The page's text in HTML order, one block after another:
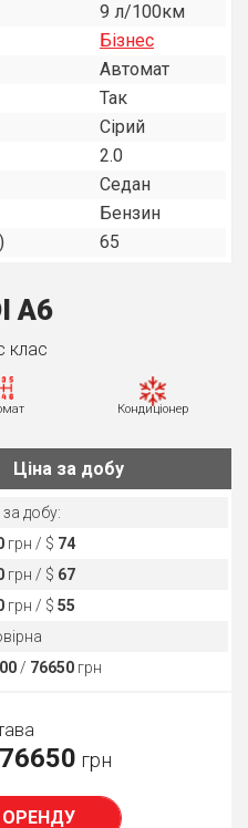
9 л/100км
Бiзнес
Автомат
Так
Сірий
2.0
Седан
Бензин
65
A6
клас
Кондиціонер
Ціна за добу
за добу:
грн / $ 74
грн / $ 67
грн / $ 55
/ 76650 грн
76650 грн
ОРЕНДУ